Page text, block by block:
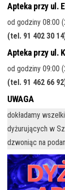
Apteka przy ul.
od godziny 08:00
(tel. 91 402 30
Apteka przy ul.
od godziny 09:00
(tel. 91 462 66
UWAGA
dokładamy
dyżurujących w
dzwoniąc na